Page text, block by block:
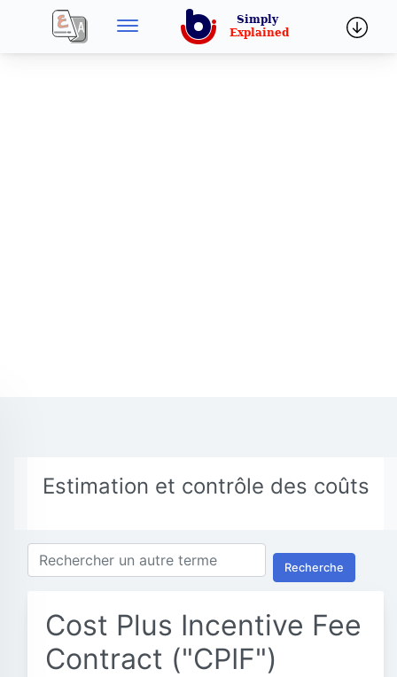
Estimation et contrôle des coûts
Recherche
Cost Plus Incentive Fee
Contract ("CPIF")